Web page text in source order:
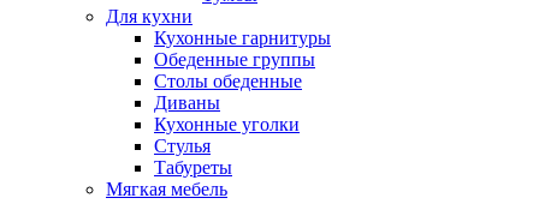
Для кухни
Кухонные гарнитуры
Обеденные группы
Столы обеденные
Диваны
Кухонные уголки
Стулья
Табуреты
Мягкая мебель